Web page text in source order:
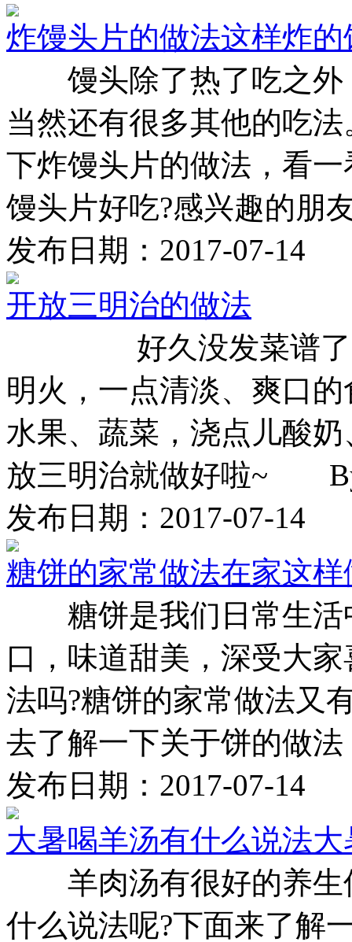
炸馒头片的做法这样炸
馒头除了热了吃之外
当然还有很多其他的吃
下炸馒头片的做法，看
馒头片好吃?感兴趣的朋
发布日期：2017-07-14
开放三明治的做法
好久没发菜谱了，
明火，一点清淡、爽口
水果、蔬菜，浇点儿酸
放三明治就做好啦~
发布日期：2017-07-14
糖饼的家常做法在家这样
糖饼是我们日常生活
口，味道甜美，深受大
法吗?糖饼的家常做法又
去了解一下关于饼的做
发布日期：2017-07-14
大暑喝羊汤有什么说法
羊肉汤有很好的养生
什么说法呢?下面来了解